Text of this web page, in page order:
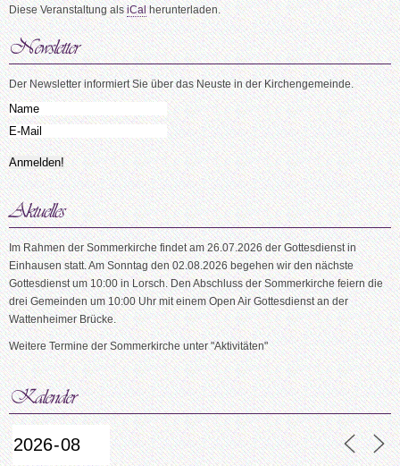
Diese Veranstaltung alsiCalherunterladen.
Der Newsletter informiert Sie über das Neuste in der Kirchengemeinde.
Im Rahmen der Sommerkirche findet am 26.07.2026 der Gottesdienst in
Einhausen statt. Am Sonntag den 02.08.2026 begehen wir den nächste
Gottesdienst um 10:00 in Lorsch. Den Abschluss der Sommerkirche feiern die
drei Gemeinden um 10:00 Uhr mit einem Open Air Gottesdienst an der
Wattenheimer Brücke.
Weitere Termine der Sommerkirche unter "Aktivitäten"